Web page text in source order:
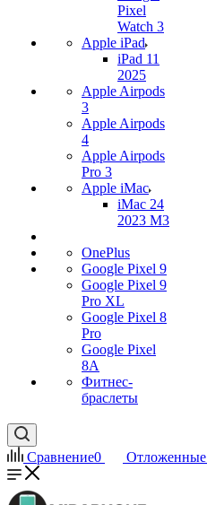
Pixel
Watch 3
Apple iPad
iPad 11
2025
Apple Airpods
3
Apple Airpods
4
Apple Airpods
Pro 3
Apple iMac
iMac 24
2023 M3
OnePlus
Google Pixel 9
Google Pixel 9
Pro XL
Google Pixel 8
Pro
Google Pixel
8A
Фитнес-
браслеты
Сравнение0 Отложенные